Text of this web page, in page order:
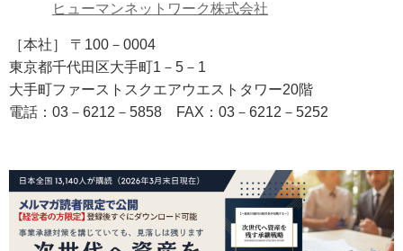
ヒューマンネットワーク株式会社
［本社］ 〒100－0004
東京都千代田区大手町1－5－1
大手町ファーストスクエアウエストタワー20階
電話：03－6212－5858 FAX：03－6212－5252